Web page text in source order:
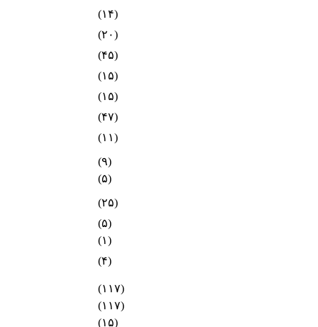
(۱۴)
(۲۰)
(۴۵)
(۱۵)
(۱۵)
(۴۷)
(۱۱)
(۹)
(۵)
(۲۵)
(۵)
(۱)
(۴)
(۱۱۷)
(۱۱۷)
(۱۵)